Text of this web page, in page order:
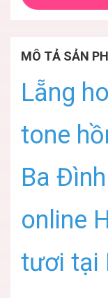
MÔ TẢ SẢN
Lẵng
tone
Ba
online
tươi tại